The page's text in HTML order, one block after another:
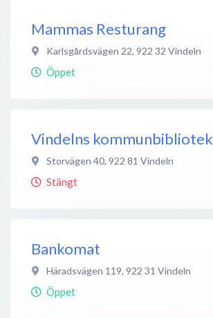
Mammas Resturang
Karlsgårdsvägen 22, 922 32 Vindeln
Öppet
Vindelns kommunbibliotek
Storvägen 40, 922 81 Vindeln
Stängt
Bankomat
Häradsvägen 119, 922 31 Vindeln
Öppet